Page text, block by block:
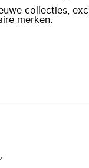
collecties,
merken.